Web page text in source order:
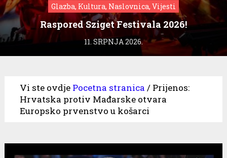
Glazba, Kultura, Naslovnica, Vijesti
Raspored Sziget Festivala 2026!
11. SRPNJA 2026.
Vi ste ovdje Pocetna stranica / Prijenos:
Hrvatska protiv Mađarske otvara
Europsko prvenstvo u košarci